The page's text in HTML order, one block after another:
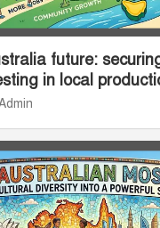
future:
in local